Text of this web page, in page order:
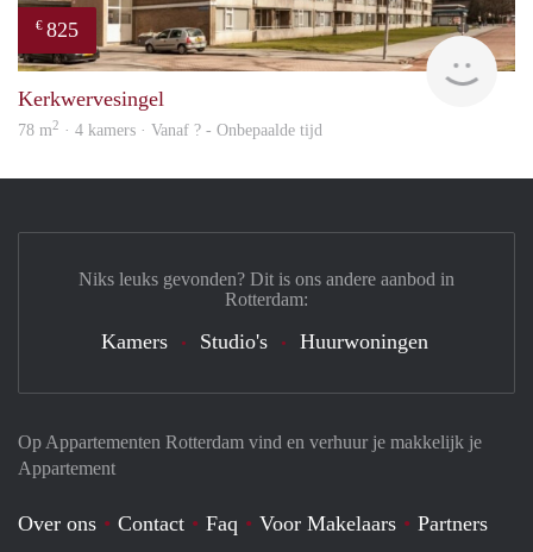
€ 825
Kerkwervesingel
78 m2 · 4 kamers · Vanaf ? - Onbepaalde tijd
Op Appartementen Rotterdam vind en verhuur je makkelijk je
Appartement
Over ons Contact Faq Voor Makelaars Partners
Niks leuks gevonden? Dit is ons andere aanbod in
Rotterdam:
Kamers Studio's Huurwoningen